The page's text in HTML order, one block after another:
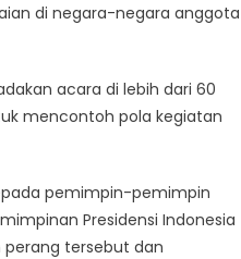
di negara-negara anggota
acara di lebih dari 60
mencontoh pola kegiatan
pemimpin-pemimpin
Presidensi Indonesia
tersebut dan